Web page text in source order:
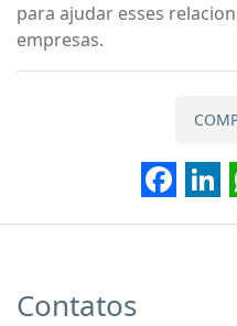
para ajudar esses
empresas.
Contatos